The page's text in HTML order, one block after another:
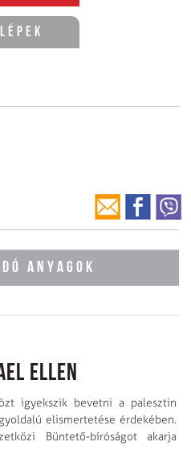
ANYAGOK
ellen
igyekszik bevetni a palesztin
elismertetése érdekében.
Büntető-bíróságot akarja